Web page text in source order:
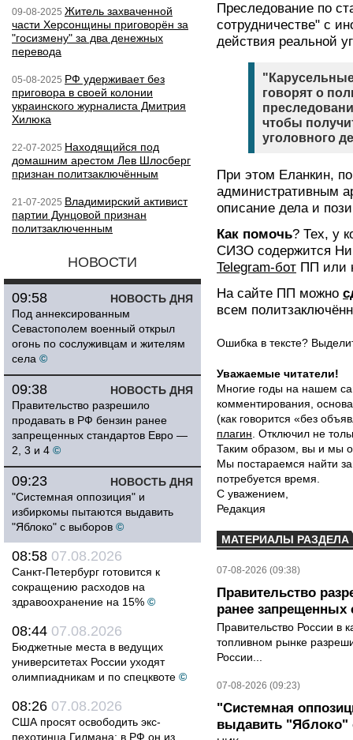
09-08-2025 Житель захваченной
части Херсонщины приговорён за
"госизмену" за два денежных
перевода
05-08-2025 РФ удерживает без
приговора в своей колонии
украинского журналиста Дмитрия
Хилюка
22-07-2025 Находящийся под
домашним арестом Лев Шлосберг
признан политзаключённым
21-07-2025 Владимирский активист
партии Дунцовой признан
политзаключенным
НОВОСТИ
НОВОСТЬ ДНЯ
09:58
Под аннексированным
Севастополем военный открыл
огонь по сослуживцам и жителям
села ©
НОВОСТЬ ДНЯ
09:38
Правительство разрешило
продавать в РФ бензин ранее
запрещенных стандартов Евро —
2, 3 и 4 ©
НОВОСТЬ ДНЯ
09:23
"Системная оппозиция" и
избиркомы пытаются выдавить
"Яблоко" с выборов ©
08:58 07.08.2026
Санкт-Петербург готовится к
сокращению расходов на
здравоохранение на 15% ©
08:44 07.08.2026
Бюджетные места в ведущих
университетах России уходят
олимпиадникам и по спецквоте ©
08:26 07.08.2026
США просят освободить экс-
пехотинца Гилмана: в РФ он из
Преследование по
сотрудничестве" с
действия реальной
говорят о
чтобы
уголовного
При этом Еланкин,
административным
описание дела и
Как помочь? Тех, у
СИЗО содержится
Telegram-бот ПП или
На сайте ПП можно
всем
Ошибка в тексте?
Уважаемые читатели!
Многие годы на нашем
комментирования,
(как говорится «без
плагин . Отключил не
Таким образом, вы и мы
Мы постараемся найти
потребуется время.
С уважением,
Редакция
МАТЕРИАЛЫ РАЗДЕЛА
07-08-2026 (09:38)
Правительство
ранее запрещенных
Правительство России в
топливном рынке
России...
07-08-2026 (09:23)
"Системная
выдавить "Яблоко"